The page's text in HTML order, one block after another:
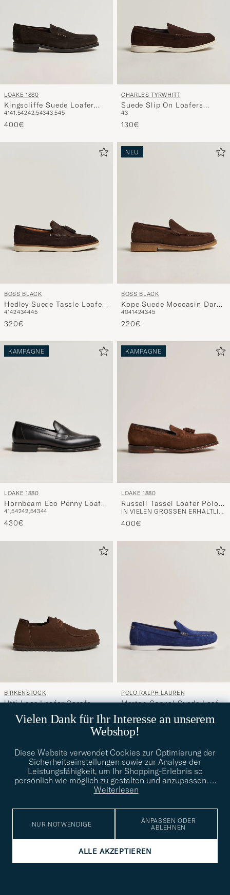
LOAKE 1880
Kingscliffe Suede Loafer
Dark Brown
4141,54242,54343,545
400€
CHARLES TYRWHITT
Suede Slip On Loafers
Chocolate Brown
43
130€
BOSS BLACK
Hedley Suede Tassle Loafer
Dark Brown
4142434445
320€
NEU
BOSS BLACK
Kope Suede Moccasin Dark
Brown
4041424345
220€
KAMPAGNE
LOAKE 1880
Hornbeam Eco Penny Loafer
Black Calf
41,54242,54344
430€
KAMPAGNE
LOAKE 1880
Russell Tassel Loafer Polo
Oiled Suede
IN VIELEN GRÖSSEN ERHÄLTLICH
400€
BIRKENSTOCK
Utti Lace Loafer Carafe
Suede
160€
POLO RALPH LAUREN
Merton Casual Suede Loafer
195€
Vielen Dank für Ihr Interesse an unserem
Webshop!
Diese Website verwendet Cookies zur Optimierung der
Sicherheitseinstellungen sowie zur Analyse der
Leistungsfähigkeit, um Ihr Shopping-Erlebnis so
persönlich wie möglich zu gestalten und anzupassen. …
Weiterlesen
NUR NOTWENDIGE
ANPASSEN ODER
ABLEHNEN
ALLE AKZEPTIEREN